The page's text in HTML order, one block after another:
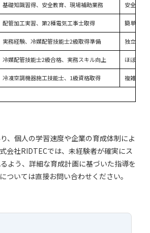
基礎知識習得、安全教育、現場補助業務 安全な現
配管加工実習、第2種電気工事士取得 簡単な配
実務経験、冷媒配管技能士2級取得準備 独立した
冷媒配管技能士2級合格、実務スキル向上 ほぼ一人
冷凍空調機器施工技能士、1級資格取得 複雑な工
、個人の学習速度や企業の育成体制によ
会社RIDTECでは、未経験者が確実にス
よう、詳細な育成計画に基づいた指導を
ついては直接お問い合わせください。